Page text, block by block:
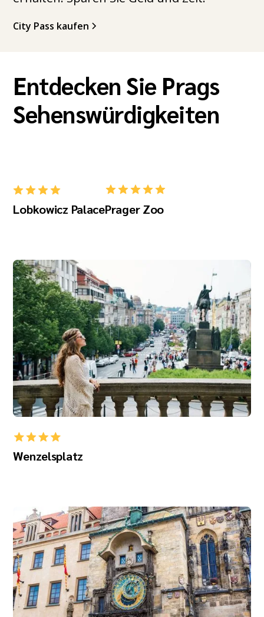
City Pass kaufen
Entdecken Sie Prags
Sehenswürdigkeiten
Lobkowicz PalacePrager Zoo
Wenzelsplatz